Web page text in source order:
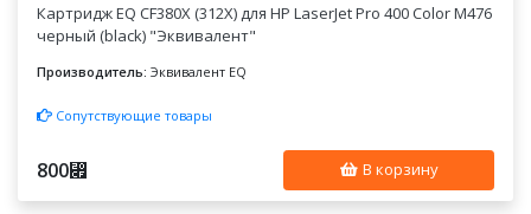
Картридж EQ CF380X (312X) для HP LaserJet Pro 400 Color M476
черный (black) "Эквивалент"
Производитель: Эквивалент EQ
Сопутствующие товары
800⃏ В корзину